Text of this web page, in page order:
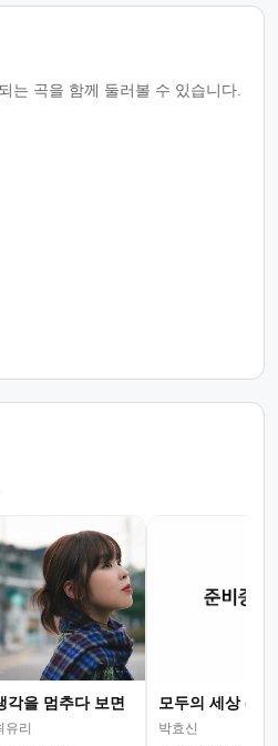
는 곡을 함께 둘러볼 수 있습니다.
각을 멈추다 보면
유리
모두의 세상 (뮤
박효신